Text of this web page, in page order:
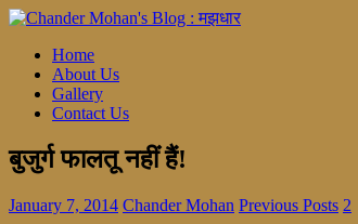
Home
About Us
Gallery
Contact Us
बुजुर्ग फालतू नहीं हैं!
January 7, 2014 Chander Mohan Previous Posts 2